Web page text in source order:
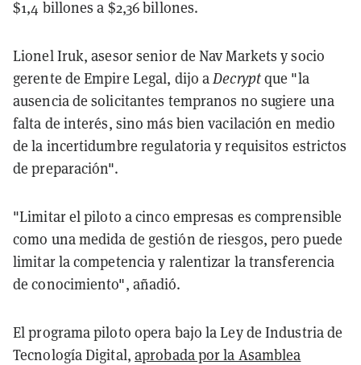
$1,4 billones a $2,36 billones.
Lionel Iruk, asesor senior de Nav Markets y socio
gerente de Empire Legal, dijo aDecryptque "la
ausencia de solicitantes tempranos no sugiere una
falta de interés, sino más bien vacilación en medio
de la incertidumbre regulatoria y requisitos estrictos
de preparación".
"Limitar el piloto a cinco empresas es comprensible
como una medida de gestión de riesgos, pero puede
limitar la competencia y ralentizar la transferencia
de conocimiento", añadió.
El programa piloto opera bajo la Ley de Industria de
Tecnología Digital, aprobada por la Asamblea